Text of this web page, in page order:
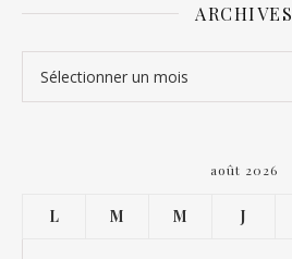
ARCHIVES
août 2026
L M M J